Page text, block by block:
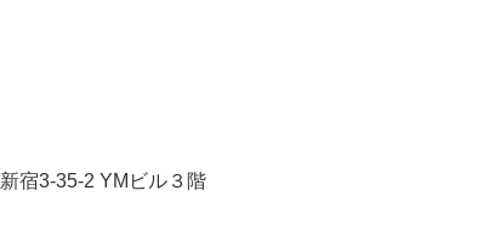
新宿3-35-2 YM ビル３階